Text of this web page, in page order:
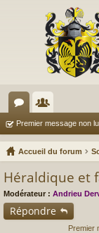
or
u
e
m
Premier message non lu
Accueil du forum
Héraldique et
Modérateur : Andrieu
Répondre
Premier